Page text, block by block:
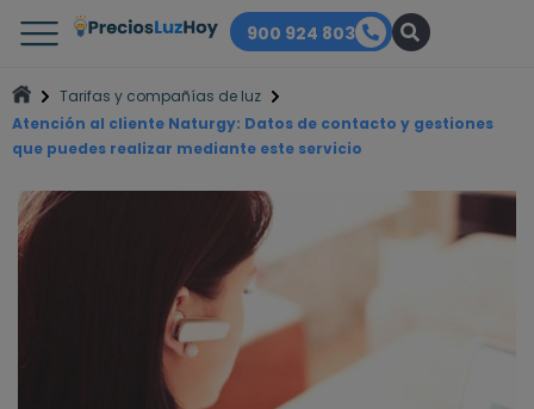
900 924 803
Tarifas y compañías de luz
Atención al cliente Naturgy: Datos de contacto y gestiones
que puedes realizar mediante este servicio